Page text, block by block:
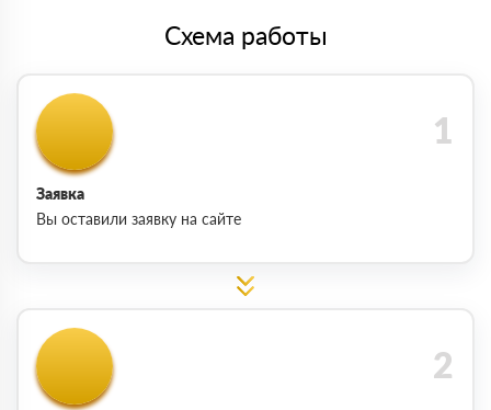
Схема работы
Заявка
Вы оставили заявку на сайте